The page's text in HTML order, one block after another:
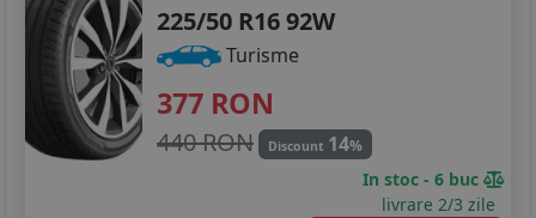
205/55R17
215/45R17
215/50R17
225/50 R16 92W
Turisme
377 RON
440 RON Discount 14%
In stoc - 6 buc
livrare 2/3 zile